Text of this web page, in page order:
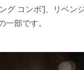
グ コンボ']、リベ
一部です。